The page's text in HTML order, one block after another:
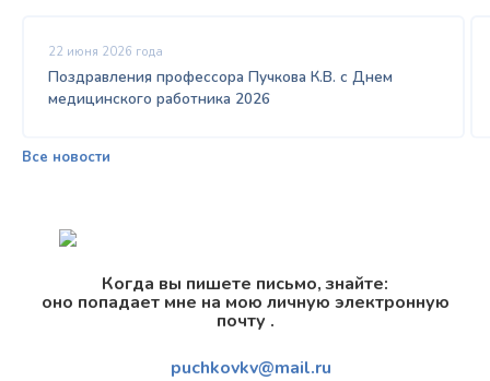
22 июня 2026 года
Поздравления профессора Пучкова К.В. с Днем
медицинского работника 2026
Все новости
Когда вы пишете письмо, знайте:
оно попадает мне на мою личную электронную
почту .
puchkovkv@mail.ru